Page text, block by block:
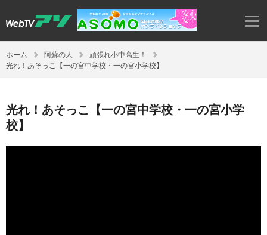
ホーム 阿蘇の人
頑張れ小中高生！
光れ！あそっこ【一の宮中学校・一の宮小学校】
光れ！あそっこ【一の宮中学校・一の宮小学
校】